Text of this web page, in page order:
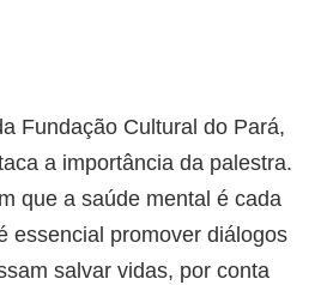
Fundação Cultural do Pará,
a importância da palestra.
que a saúde mental é cada
essencial promover diálogos
salvar vidas, por conta